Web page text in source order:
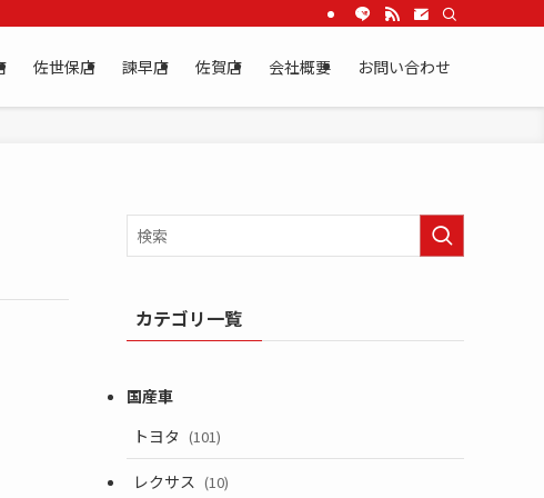
佐世保店 諫早店 佐賀店 会社概要 お問い合わせ
カテゴリ一覧
トヨタ (101)
レクサス (10)